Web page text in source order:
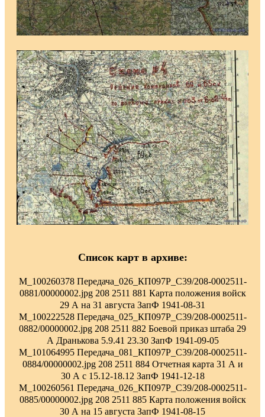
Список карт в архиве:
M_100260378 Передача_026_КП097Р_С39/208-0002511-
0881/00000002.jpg 208 2511 881 Карта положения войск
29 А на 31 августа ЗапФ 1941-08-31
M_100222528 Передача_025_КП097Р_С39/208-0002511-
0882/00000002.jpg 208 2511 882 Боевой приказ штаба 29
А Дранькова 5.9.41 23.30 ЗапФ 1941-09-05
M_101064995 Передача_081_КП097Р_С39/208-0002511-
0884/00000002.jpg 208 2511 884 Отчетная карта 31 А и
30 А с 15.12-18.12 ЗапФ 1941-12-18
M_100260561 Передача_026_КП097Р_С39/208-0002511-
0885/00000002.jpg 208 2511 885 Карта положения войск
30 А на 15 августа ЗапФ 1941-08-15